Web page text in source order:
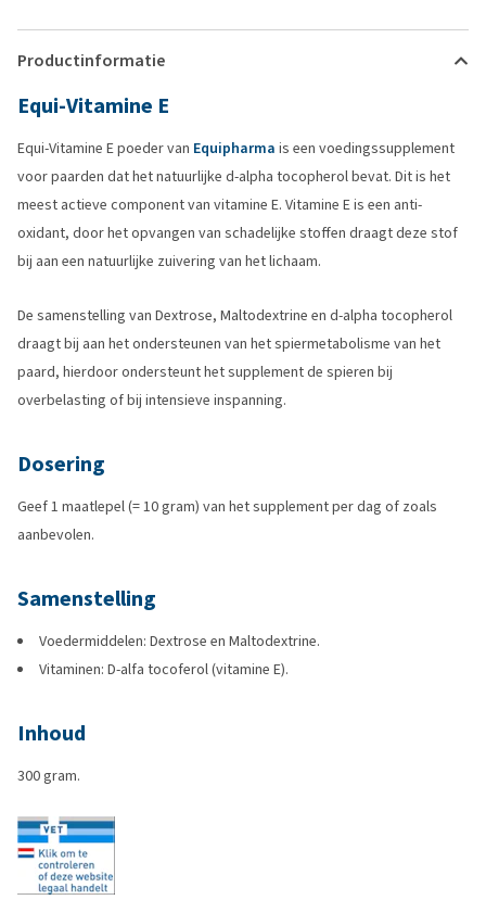
Productinformatie
Equi-Vitamine E
Equi-Vitamine E poeder van Equipharma is een voedingssupplement
voor paarden dat het natuurlijke d-alpha tocopherol bevat. Dit is het
meest actieve component van vitamine E. Vitamine E is een anti-
oxidant, door het opvangen van schadelijke stoffen draagt deze stof
bij aan een natuurlijke zuivering van het lichaam.
De samenstelling van Dextrose, Maltodextrine en d-alpha tocopherol
draagt bij aan het ondersteunen van het spiermetabolisme van het
paard, hierdoor ondersteunt het supplement de spieren bij
overbelasting of bij intensieve inspanning.
Dosering
Geef 1 maatlepel (= 10 gram) van het supplement per dag of zoals
aanbevolen.
Samenstelling
Voedermiddelen: Dextrose en Maltodextrine.
Vitaminen: D-alfa tocoferol (vitamine E).
Inhoud
300 gram.